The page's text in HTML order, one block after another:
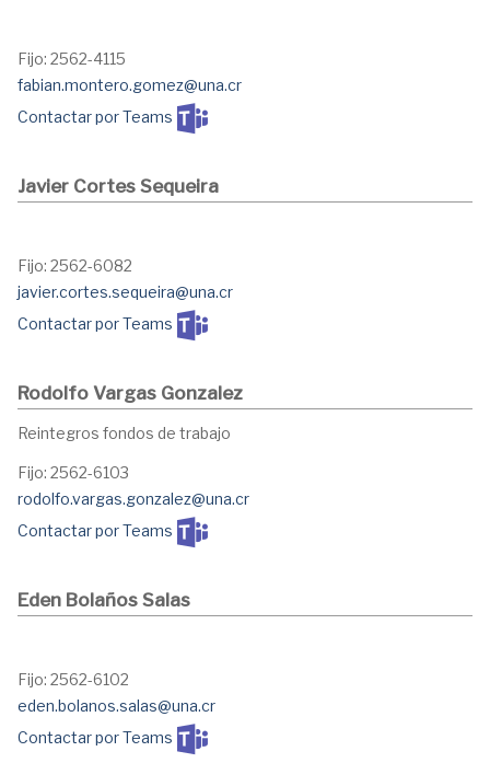
Fijo: 2562-4115
fabian.montero.gomez@una.cr
Contactar por Teams
Javier Cortes Sequeira
Fijo: 2562-6082
javier.cortes.sequeira@una.cr
Contactar por Teams
Rodolfo Vargas Gonzalez
Reintegros fondos de trabajo
Fijo: 2562-6103
rodolfo.vargas.gonzalez@una.cr
Contactar por Teams
Eden Bolaños Salas
Fijo: 2562-6102
eden.bolanos.salas@una.cr
Contactar por Teams